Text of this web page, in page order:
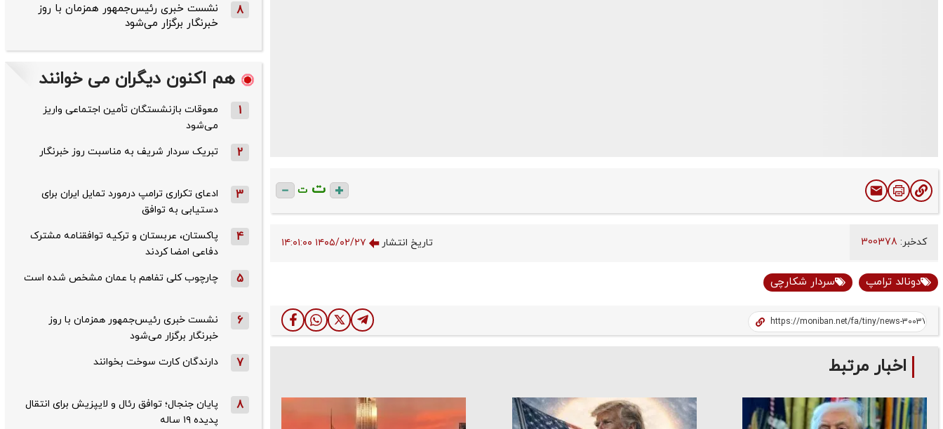
ت ت
کدخبر: تاریخ انتشار ۱۴۰۵/۰۲/۲۷ ۱۴:۰۱:۰۰
دونالد ترامپ سردار شکارچی
اخبار مرتبط
8
نشست خبری رئیس‌جمهور همزمان با روز
خبرنگار برگزار می‌شود
هم اکنون دیگران می خوانند
1
معوقات بازنشستگان تأمین اجتماعی واریز
می‌شود
2 تبریک سردار شریف به مناسبت روز خبرنگار
3
ادعای تکراری ترامپ درمورد تمایل ایران برای
دستیابی به توافق
4
پاکستان، عربستان و ترکیه توافقنامه مشترک
دفاعی امضا کردند
5 چارچوب کلی تفاهم با عمان مشخص شده است
6
نشست خبری رئیس‌جمهور همزمان با روز
خبرنگار برگزار می‌شود
7 دارندگان کارت سوخت بخوانند
8
پایان جنجال؛ توافق رئال و لایپزیش برای انتقال
پدیده ۱۹ ساله